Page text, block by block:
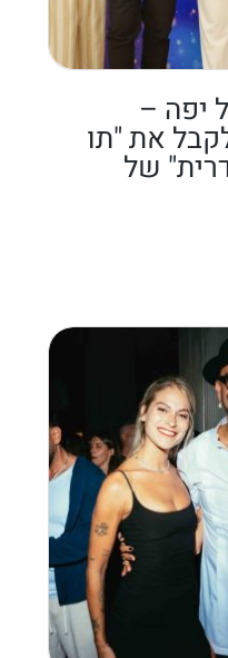
יפה –
את "תו
של